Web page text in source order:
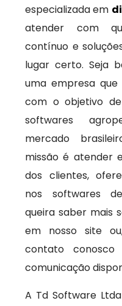
especializada em
atender com
contínuo e
lugar certo. Seja
uma empresa
com o objetivo
softwares
mercado
missão é atender
dos clientes,
nos softwares
queira saber mais
em nosso site
contato
comunicação
A Td Software